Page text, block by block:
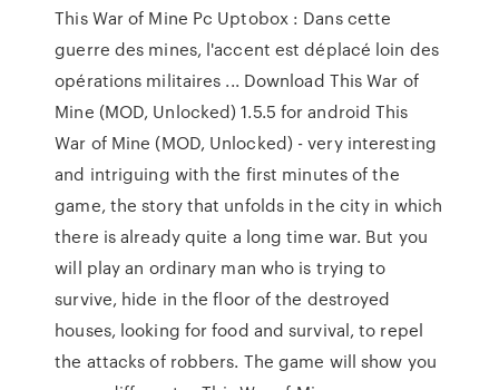
This War of Mine Pc Uptobox : Dans cette
guerre des mines, l'accent est déplacé loin des
opérations militaires ... Download This War of
Mine (MOD, Unlocked) 1.5.5 for android This
War of Mine (MOD, Unlocked) - very interesting
and intriguing with the first minutes of the
game, the story that unfolds in the city in which
there is already quite a long time war. But you
will play an ordinary man who is trying to
survive, hide in the floor of the destroyed
houses, looking for food and survival, to repel
the attacks of robbers. The game will show you